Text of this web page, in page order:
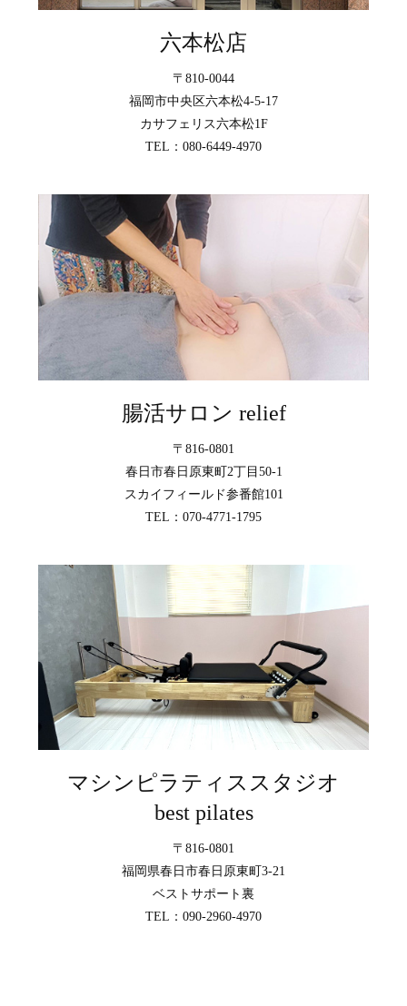
六本松店
〒810-0044
福岡市中央区六本松4-5-17
カサフェリス六本松1F
TEL：080-6449-4970
腸活サロン relief
〒816-0801
春日市春日原東町2丁目50-1
スカイフィールド参番館101
TEL：070-4771-1795
マシンピラティススタジオ
best pilates
〒816-0801
福岡県春日市春日原東町3-21
ベストサポート裏
TEL：090-2960-4970